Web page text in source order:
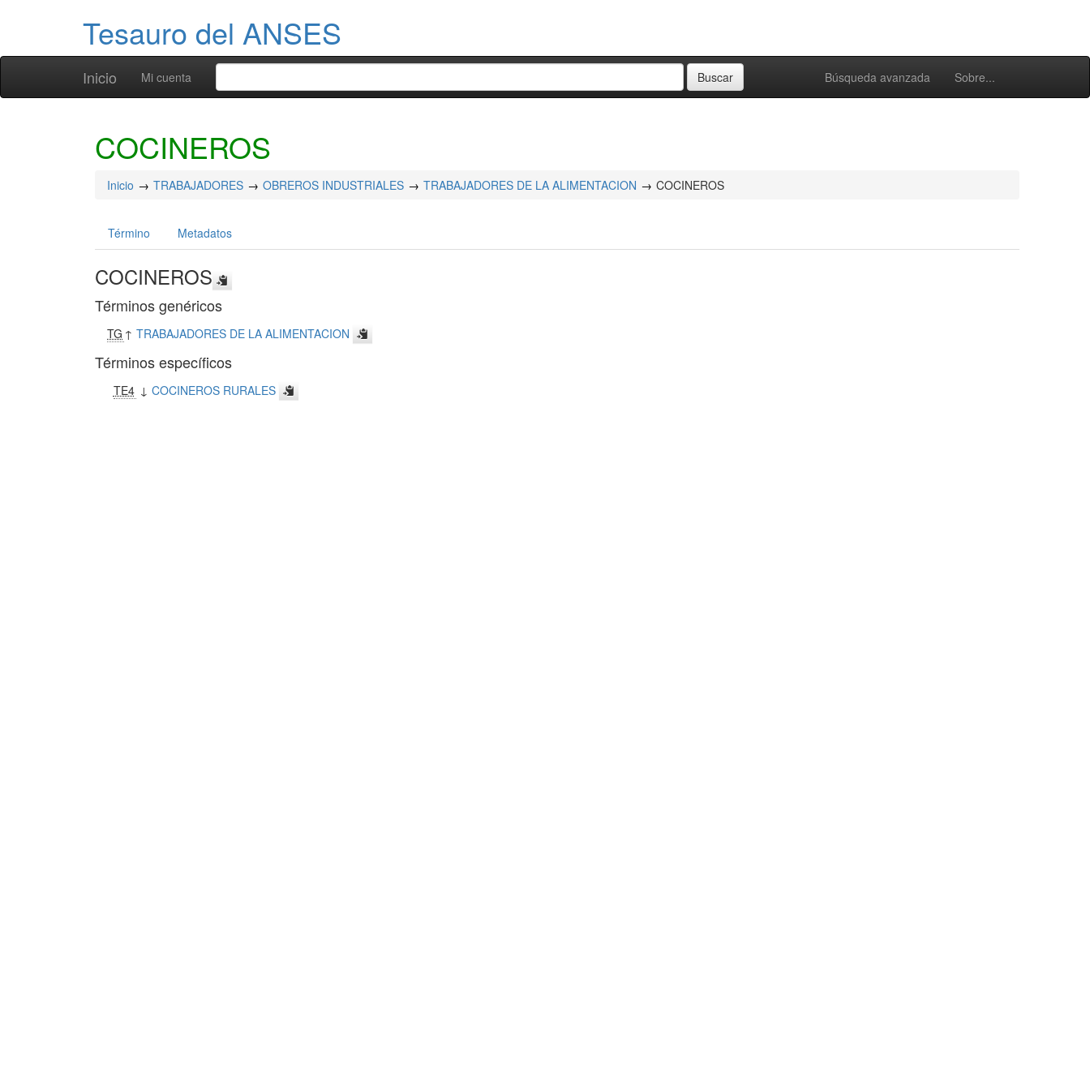
Tesauro del ANSES
Inicio Búsqueda avanzada Sobre...
Mi cuenta
COCINEROS
Inicio TRABAJADORES OBREROS INDUSTRIALES TRABAJADORES DE LA ALIMENTACION COCINEROS
Término Metadatos
COCINEROS
Términos genéricos
TG ↑TRABAJADORES DE LA ALIMENTACION
Términos específicos
TE4 ↓ COCINEROS RURALES